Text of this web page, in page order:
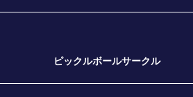
ピックルボールサークル